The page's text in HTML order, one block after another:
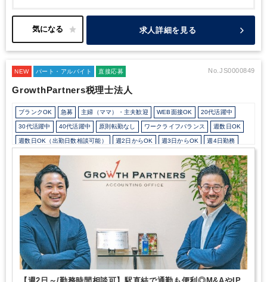
しませんか？
求人詳細を見る
NEW パート・アルバイト 直接応募 No.JS0000849
GrowthPartners税理士法人
ブランクOK 急募 主婦（ママ）・主夫歓迎 WEB面接OK 20代活躍中
30代活躍中 40代活躍中 原則転勤なし ワークライフバランス 週数日OK
週数日OK（出勤日数相談可能） 週2日からOK 週3日からOK 週4日勤務
週5日勤務 時短勤務の相談OK 勤務開始時間の相談OK
勤務終了時間の相談OK 10時以降出社OK 定時早め
16時以前退社OK 1日5時間以内でもOK 時短OK
1日7時間未満勤務OK 残業少なめ
残業月10時間未満
駅から徒歩5分以内 駅直結 オフィスカジュアルOK
ドリンクサービスあり フリーアドレス Wワーク可能（副業禁止規定なし）
バイク・自転車通勤OK ルーティンワークがメイン 教育環境が充実
社内システム等のOJT 業務手順等のOJT 業界知識・専門用語等のOJT